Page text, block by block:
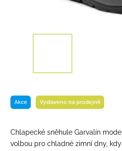
Akce Vystaveno na prodejně
Chlapecké sněhule Garvalín
volbou pro chladné zimní dny,